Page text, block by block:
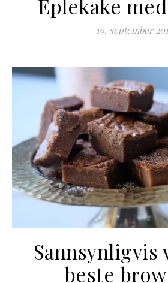
Eplekake
19. september
Sannsynligvis
beste